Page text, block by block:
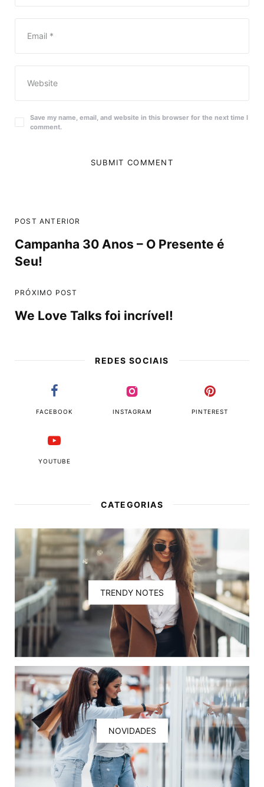
Save my name, email, and website in this browser for the next time I
comment.
POST ANTERIOR
Campanha 30 Anos – O Presente é
Seu!
PRÓXIMO POST
We Love Talks foi incrível!
REDES SOCIAIS
FACEBOOK INSTAGRAM PINTEREST
YOUTUBE
CATEGORIAS
TRENDY NOTES
NOVIDADES